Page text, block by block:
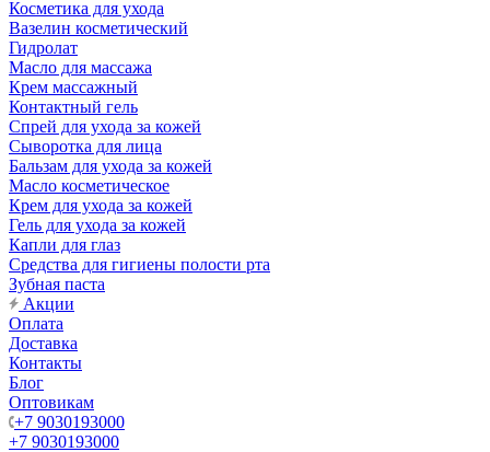
Косметика для ухода
Вазелин косметический
Гидролат
Масло для массажа
Крем массажный
Контактный гель
Спрей для ухода за кожей
Сыворотка для лица
Бальзам для ухода за кожей
Масло косметическое
Крем для ухода за кожей
Гель для ухода за кожей
Капли для глаз
Средства для гигиены полости рта
Зубная паста
Акции
Оплата
Доставка
Контакты
Блог
Оптовикам
+7 9030193000
+7 9030193000